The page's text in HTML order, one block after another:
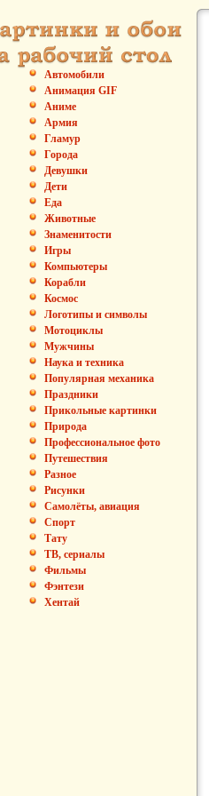
Автомобили
Анимация GIF
Аниме
Армия
Гламур
Города
Девушки
Дети
Еда
Животные
Знаменитости
Игры
Компьютеры
Корабли
Космос
Логотипы и символы
Мотоциклы
Мужчины
Наука и техника
Популярная механика
Праздники
Прикольные картинки
Природа
Профессиональное фото
Путешествия
Разное
Рисунки
Самолёты, авиация
Спорт
Тату
ТВ, сериалы
Фильмы
Фэнтези
Хентай